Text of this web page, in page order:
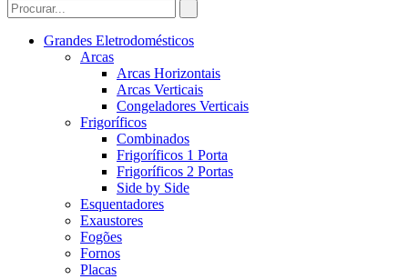
Grandes Eletrodomésticos
Arcas
Arcas Horizontais
Arcas Verticais
Congeladores Verticais
Frigoríficos
Combinados
Frigoríficos 1 Porta
Frigoríficos 2 Portas
Side by Side
Esquentadores
Exaustores
Fogões
Fornos
Placas